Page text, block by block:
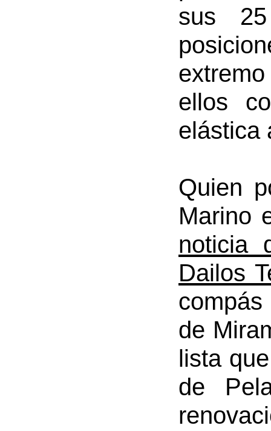
sus
ellos
elástica
Quien
Marino
noticia
Dailos
de
lista
de